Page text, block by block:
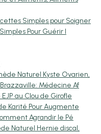
Simples pour Soigner
Pour Guérir l
Naturel Kyste Ovarien,
Médecine Af
au Clou de Girofle
Karité Pour Augmente
Agrandir le Pé
Naturel Hernie discal,